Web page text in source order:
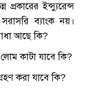
প্রকারের ইন্স্যুরেন্স
ব্যাংক নয়।
আছে কি?
কাটা যাবে কি?
করা যাবে কি?